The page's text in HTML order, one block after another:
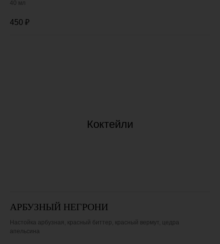
40 мл
450 ₽
Коктейли
АРБУЗНЫЙ НЕГРОНИ
Настойка арбузная, красный биттер, красный вермут, цедра
апельсина